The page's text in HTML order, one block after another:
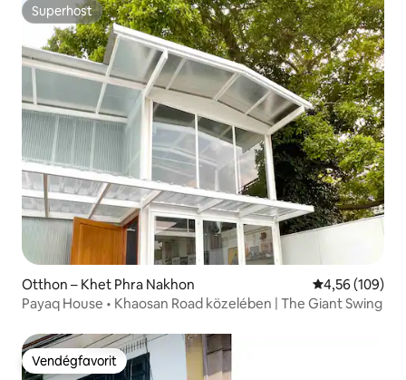
Superhost
Superhost
Otthon – Khet Phra Nakhon Átlagos
4,56 (109)
Payaq House • Khaosan Road közelében | The Giant Swing
Vendégfavorit
Vendégfavorit